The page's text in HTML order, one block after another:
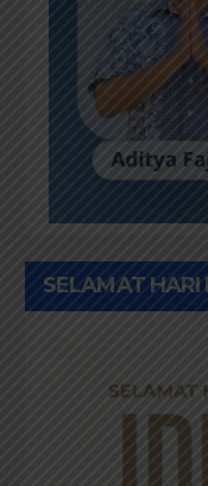
SELAMAT HARI